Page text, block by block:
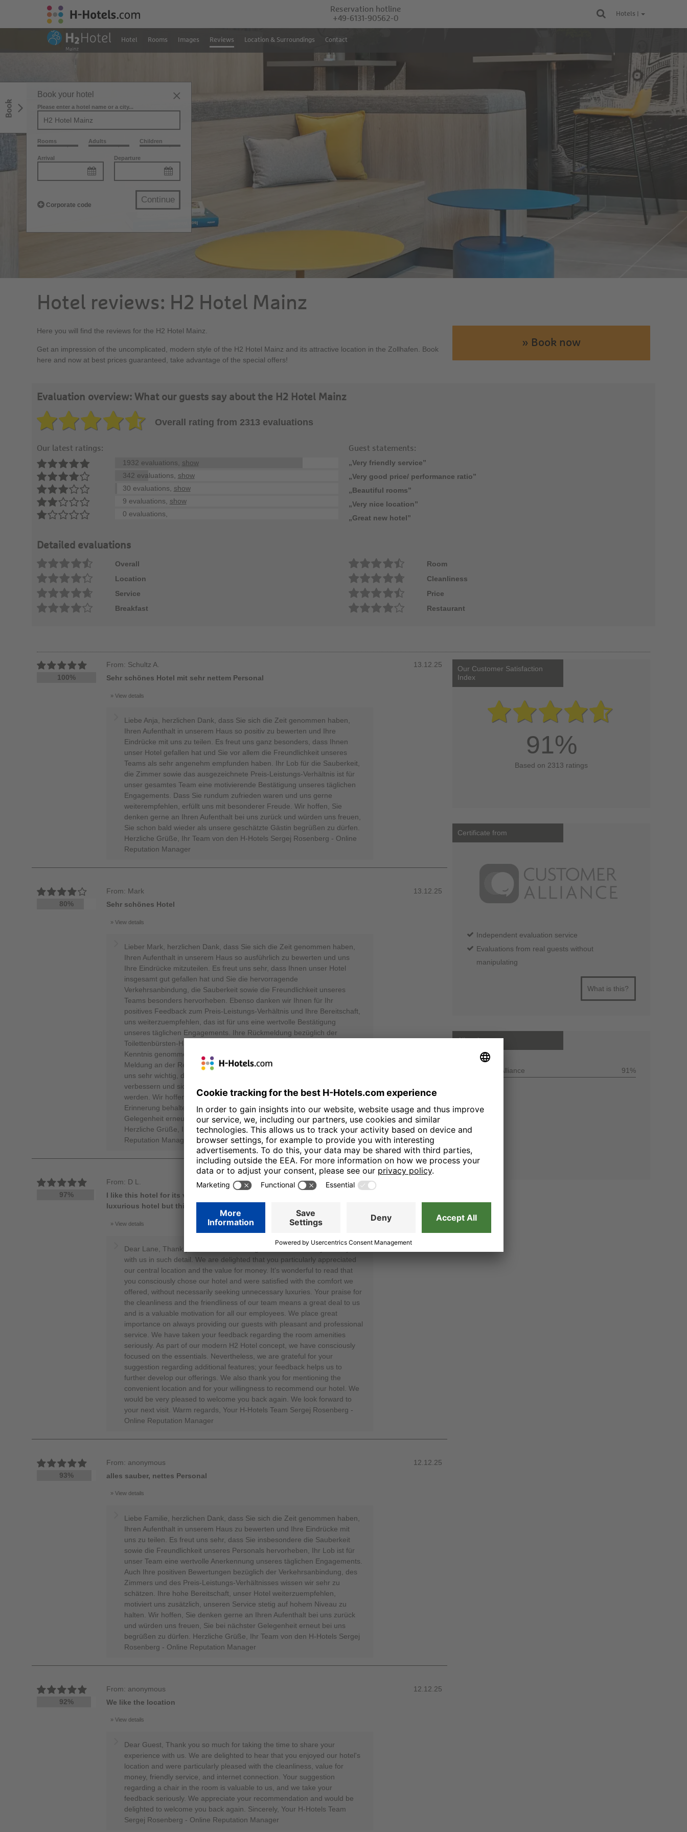
Reservation hotline
+49-6131-90562-0
Hotels |
Hotel Rooms Images Reviews Location & Surroundings Contact
Book
Book your hotel
Please enter a hotel name or a city...
Rooms Adults Children
Arrival Departure
Corporate code
Continue
Hotel reviews: H2 Hotel Mainz
Here you will find the reviews for the H2 Hotel Mainz.
Get an impression of the uncomplicated, modern style of the H2 Hotel Mainz and its attractive location in the Zollhafen. Book
here and now at best prices guaranteed, take advantage of the special offers!
» Book now
Evaluation overview: What our guests say about the H2 Hotel Mainz
Overall rating from 2313 evaluations
Our latest ratings:
1932 evaluations, show
342 evaluations, show
30 evaluations, show
9 evaluations, show
0 evaluations,
Guest statements:
„Very friendly service”
„Very good price/ performance ratio”
„Beautiful rooms”
„Very nice location”
„Great new hotel”
Detailed evaluations
Overall
Room
Location
Cleanliness
Service
Price
Breakfast
Restaurant
100%
From: Schultz A.
Sehr schönes Hotel mit sehr nettem Personal
View details
Liebe Anja, herzlichen Dank, dass Sie sich die Zeit genommen haben,
Ihren Aufenthalt in unserem Haus so positiv zu bewerten und Ihre
Eindrücke mit uns zu teilen. Es freut uns ganz besonders, dass Ihnen
unser Hotel gefallen hat und Sie vor allem die Freundlichkeit unseres
Teams als sehr angenehm empfunden haben. Ihr Lob für die Sauberkeit,
die Zimmer sowie das ausgezeichnete Preis-Leistungs-Verhältnis ist für
unser gesamtes Team eine motivierende Bestätigung unseres täglichen
Engagements. Dass Sie rundum zufrieden waren und uns gerne
weiterempfehlen, erfüllt uns mit besonderer Freude. Wir hoffen, Sie
denken gerne an Ihren Aufenthalt bei uns zurück und würden uns freuen,
Sie schon bald wieder als unsere geschätzte Gästin begrüßen zu dürfen.
Herzliche Grüße, Ihr Team von den H-Hotels Sergej Rosenberg - Online
Reputation Manager
13.12.25
80%
From: Mark
Sehr schönes Hotel
View details
Lieber Mark, herzlichen Dank, dass Sie sich die Zeit genommen haben,
Ihren Aufenthalt in unserem Haus so ausführlich zu bewerten und uns
Ihre Eindrücke mitzuteilen. Es freut uns sehr, dass Ihnen unser Hotel
insgesamt gut gefallen hat und Sie die hervorragende
Verkehrsanbindung, die Sauberkeit sowie die Freundlichkeit unseres
Teams besonders hervorheben. Ebenso danken wir Ihnen für Ihr
positives Feedback zum Preis-Leistungs-Verhältnis und Ihre Bereitschaft,
uns weiterzuempfehlen, das ist für uns eine wertvolle Bestätigung
unseres täglichen Engagements. Ihre Rückmeldung bezüglich der
Toilettenbürsten-Halterung in Ihrem Zimmer haben wir aufmerksam zur
Kenntnis genommen. Wir bedauern sehr, dass die Reparatur trotz Ihrer
Meldung an der Rezeption nicht umgehend erfolgte. Ihr Hinweis ist für
uns sehr wichtig, denn nur so können wir unsere Abläufe weiter
verbessern und sicherstellen, dass solche Mängel künftig direkt behoben
werden. Wir hoffen, dass Sie Ihren Aufenthalt insgesamt dennoch in guter
Erinnerung behalten und würden uns freuen, Sie bei einer weiteren
Gelegenheit erneut als unseren geschätzten Gast begrüßen zu dürfen.
Herzliche Grüße, Ihr Team von den H-Hotels Sergej Rosenberg - Online
Reputation Manager
13.12.25
97%
From: D L.
I like this hotel for its value and location. I could pay more for a more
luxurious hotel but this is not necessary.
View details
Dear Lane, Thank you so much for taking the time to review your stay
with us in such detail. We are delighted that you particularly appreciated
our central location and the value for money. It's wonderful to read that
you consciously chose our hotel and were satisfied with the comfort we
offered, without necessarily seeking unnecessary luxuries. Your praise for
the cleanliness and the friendliness of our team means a great deal to us
and is a valuable motivation for all our employees. We place great
importance on always providing our guests with pleasant and professional
service. We have taken your feedback regarding the room amenities
seriously. As part of our modern H2 Hotel concept, we have consciously
focused on the essentials. Nevertheless, we are grateful for your
suggestion regarding additional features; your feedback helps us to
further develop our offerings. We also thank you for mentioning the
convenient location and for your willingness to recommend our hotel. We
would be very pleased to welcome you back again. We look forward to
your next visit. Warm regards, Your H-Hotels Team Sergej Rosenberg -
Online Reputation Manager
93%
From: anonymous
alles sauber, nettes Personal
View details
Liebe Familie, herzlichen Dank, dass Sie sich die Zeit genommen haben,
Ihren Aufenthalt in unserem Haus zu bewerten und Ihre Eindrücke mit
uns zu teilen. Es freut uns sehr, dass Sie insbesondere die Sauberkeit
sowie die Freundlichkeit unseres Personals hervorheben, Ihr Lob ist für
unser Team eine wertvolle Anerkennung unseres täglichen Engagements.
Auch Ihre positiven Bewertungen bezüglich der Verkehrsanbindung, des
Zimmers und des Preis-Leistungs-Verhältnisses wissen wir sehr zu
schätzen. Ihre hohe Bereitschaft, unser Hotel weiterzuempfehlen,
motiviert uns zusätzlich, unseren Service stetig auf hohem Niveau zu
halten. Wir hoffen, Sie denken gerne an Ihren Aufenthalt bei uns zurück
und würden uns freuen, Sie bei nächster Gelegenheit erneut bei uns
begrüßen zu dürfen. Herzliche Grüße, Ihr Team von den H-Hotels Sergej
Rosenberg - Online Reputation Manager
12.12.25
92%
From: anonymous
We like the location
View details
Dear Guest, Thank you so much for taking the time to share your
experience with us. We are delighted to hear that you enjoyed our hotel's
location and were particularly pleased with the cleanliness, value for
money, friendly service, and internet connection. Your suggestion
regarding a chair in the room is valuable to us, and we take your
feedback seriously. We appreciate your recommendation and would be
delighted to welcome you back again. Sincerely, Your H-Hotels Team
Sergej Rosenberg - Online Reputation Manager
12.12.25
Our Customer Satisfaction
Index
91%
Based on 2313 ratings
Certificate from
Independent evaluation service
Evaluations from real guests without
manipulating
What is this?
All reviews
Customer Alliance 91%